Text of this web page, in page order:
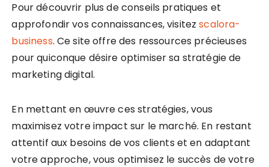
Pour découvrir plus de conseils pratiques et
approfondir vos connaissances, visitezscalora-
business. Ce site offre des ressources précieuses
pour quiconque désire optimiser sa stratégie de
marketing digital.
En mettant en œuvre ces stratégies, vous
maximisez votre impact sur le marché. En restant
attentif aux besoins de vos clients et en adaptant
votre approche, vous optimisez le succès de votre